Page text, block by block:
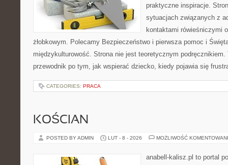
praktyczne inspiracje.
sytuacjach związanych z
kontaktami rówieśniczymi
żłobkowym. Polecamy Bezpieczeństwo i pierwsza pomoc i
międzykulturowość. Strona nie jest teoretycznym
przewodnik po tym, jak wspierać dziecko, kiedy pojawia się
CATEGORIES: PRACA
KOŚCIAN
POSTED BY ADMIN LUT - 8 - 2026 MOŻLIWOŚĆ
anabell-kalisz.pl to portal